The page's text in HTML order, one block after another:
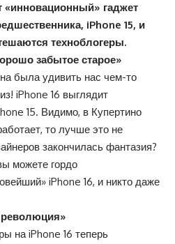
«инновационный» гаджет
iPhone 15, и
техноблогеры.
забытое старое»
была удивить нас чем-то
iPhone 16 выглядит
15. Видимо, в Купертино
то лучше это не
закончилась фантазия?
можете гордо
iPhone 16, и никто даже
революция»
на iPhone 16 теперь